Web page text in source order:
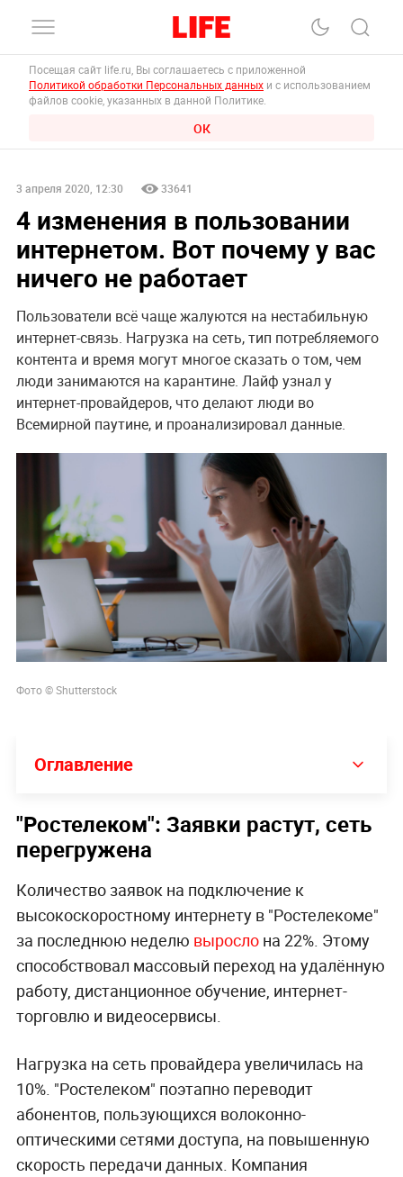
Посещая сайт life.ru, Вы соглашаетесь с приложенной
Политикой обработки Персональных данных и с использованием
файлов cookie, указанных в данной Политике.
ОК
3 апреля 2020, 12:30 33641
4 изменения в пользовании
интернетом. Вот почему у вас
ничего не работает
Пользователи всё чаще жалуются на нестабильную
интернет-связь. Нагрузка на сеть, тип потребляемого
контента и время могут многое сказать о том, чем
люди занимаются на карантине. Лайф узнал у
интернет-провайдеров, что делают люди во
Всемирной паутине, и проанализировал данные.
Фото © Shutterstock
Оглавление
"Ростелеком": Заявки растут, сеть
перегружена
Количество заявок на подключение к
высокоскоростному интернету в "Ростелекоме"
за последнюю неделю вырослона 22%. Этому
способствовал массовый переход на удалённую
работу, дистанционное обучение, интернет-
торговлю и видеосервисы.
Нагрузка на сеть провайдера увеличилась на
10%. "Ростелеком" поэтапно переводит
абонентов, пользующихся волоконно-
оптическими сетями доступа, на повышенную
скорость передачи данных. Компания